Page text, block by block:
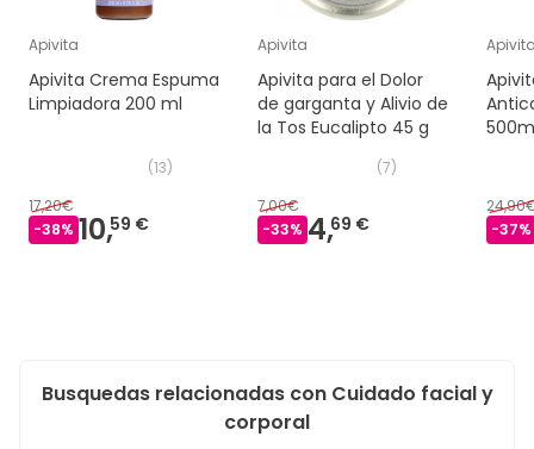
Apivita
Apivita Crema Espuma
Limpiadora 200 ml
(13)
17,20€
-38% 10,59 €
Apivita
Apivita para el Dolor
de garganta y Alivio de
la Tos Eucalipto 45 g
(7)
7,00€
-33% 4,69 €
-37%
Busquedas relacionadas con Cuidado facial y
corporal